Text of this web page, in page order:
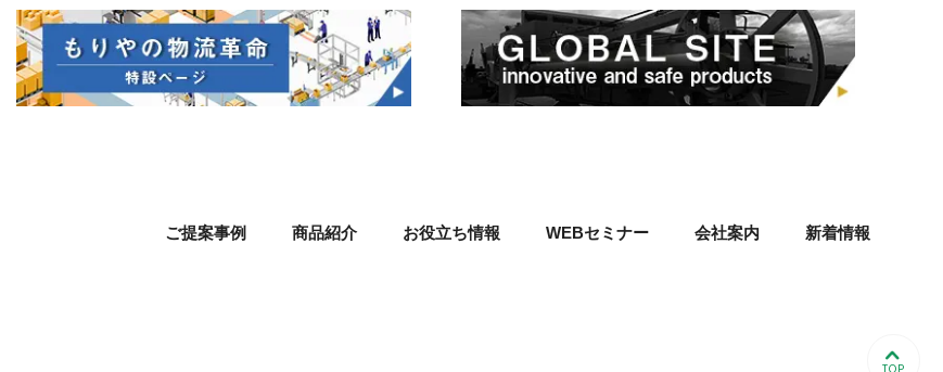
ご提案事例 商品紹介 お役立ち情報 WEBセミナー 会社案内 新着情報